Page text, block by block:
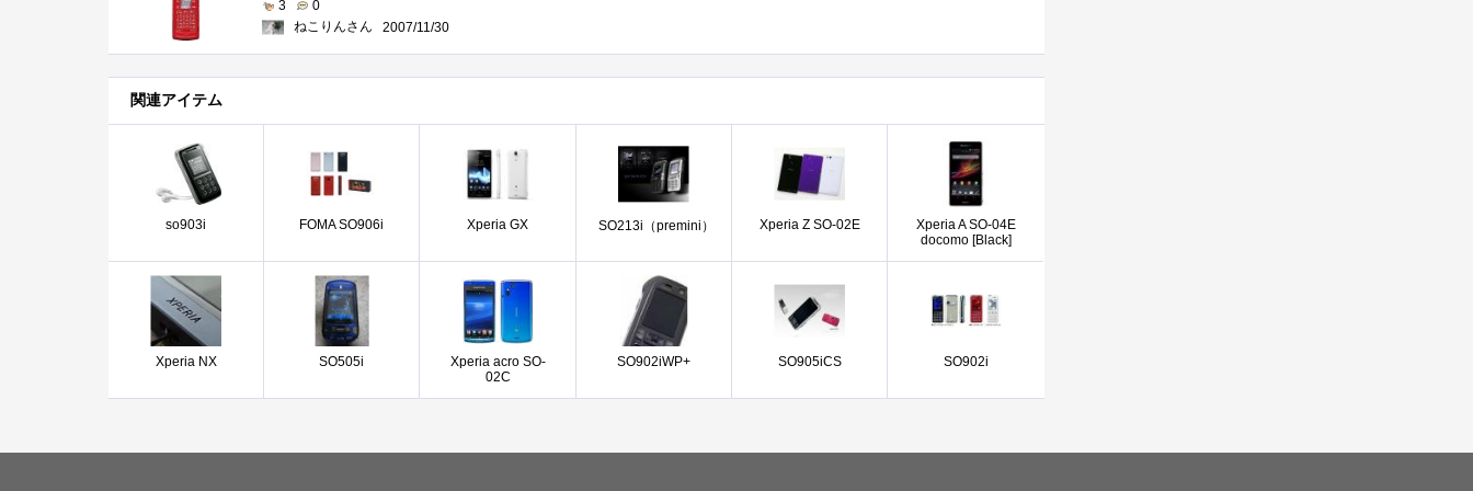
3
0
ねこりんさん
2007/11/30
関連アイテム
so903i FOMA SO906i Xperia GX SO213i（premini） Xperia Z SO-02E
Xperia A SO-04E
docomo [Black]
Xperia NX SO505i
Xperia acro SO-
02C
SO902iWP+ SO905iCS SO902i